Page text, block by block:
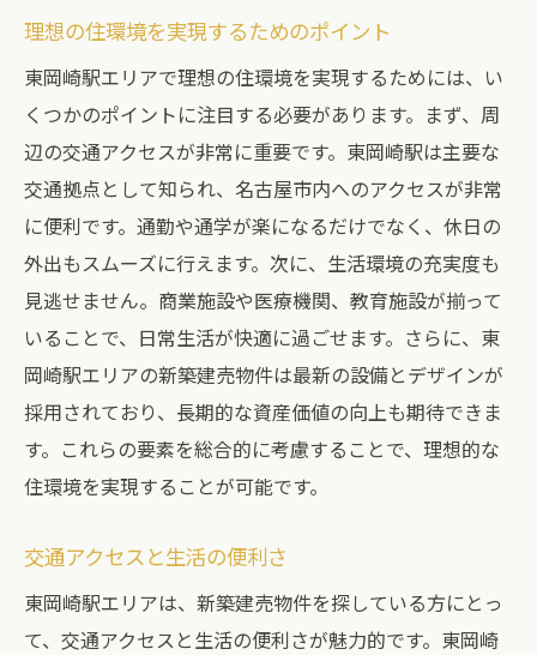
理想の住環境を実現するためのポイント
東岡崎駅エリアで理想の住環境を実現するためには、い
くつかのポイントに注目する必要があります。まず、周
辺の交通アクセスが非常に重要です。東岡崎駅は主要な
交通拠点として知られ、名古屋市内へのアクセスが非常
に便利です。通勤や通学が楽になるだけでなく、休日の
外出もスムーズに行えます。次に、生活環境の充実度も
見逃せません。商業施設や医療機関、教育施設が揃って
いることで、日常生活が快適に過ごせます。さらに、東
岡崎駅エリアの新築建売物件は最新の設備とデザインが
採用されており、長期的な資産価値の向上も期待できま
す。これらの要素を総合的に考慮することで、理想的な
住環境を実現することが可能です。
交通アクセスと生活の便利さ
東岡崎駅エリアは、新築建売物件を探している方にとっ
て、交通アクセスと生活の便利さが魅力的です。東岡崎